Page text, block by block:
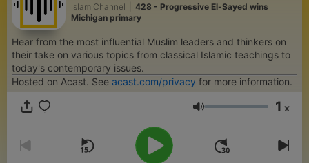
Islam Channel
428 - Progressive El-Sayed wins
Michigan primary
Hear from the most influential Muslim leaders and thinkers on
their take on various topics from classical Islamic teachings to
today's contemporary issues.
Hosted on Acast. See acast.com/privacy for more information.
Lautstärke 1 x